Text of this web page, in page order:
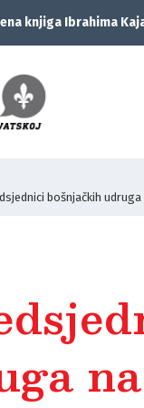
knjiga Ibrahima
bošnjačkih